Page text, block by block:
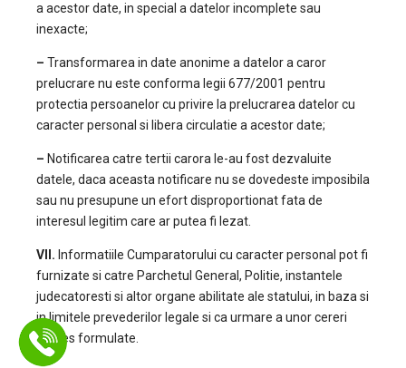
a acestor date, in special a datelor incomplete sau
inexacte;
– Transformarea in date anonime a datelor a caror
prelucrare nu este conforma legii 677/2001 pentru
protectia persoanelor cu privire la prelucrarea datelor cu
caracter personal si libera circulatie a acestor date;
– Notificarea catre tertii carora le-au fost dezvaluite
datele, daca aceasta notificare nu se dovedeste imposibila
sau nu presupune un efort disproportionat fata de
interesul legitim care ar putea fi lezat.
VII. Informatiile Cumparatorului cu caracter personal pot fi
furnizate si catre Parchetul General, Politie, instantele
judecatoresti si altor organe abilitate ale statului, in baza si
in limitele prevederilor legale si ca urmare a unor cereri
expres formulate.